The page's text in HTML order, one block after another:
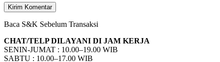
Baca S&K Sebelum Transaksi
CHAT/TELP DILAYANI DI JAM KERJA
SENIN-JUMAT : 10.00–19.00 WIB
SABTU : 10.00–17.00 WIB